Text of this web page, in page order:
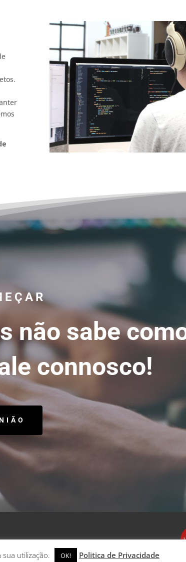
não sabe
connosco!
utilização. OK! Politica de Privacidade